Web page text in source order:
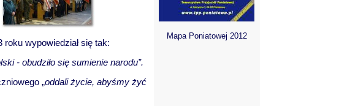
Mapa Poniatowej 2012
wypowiedział się tak:
- obudziło się sumienie narodu”.
„oddali życie, abyśmy żyć